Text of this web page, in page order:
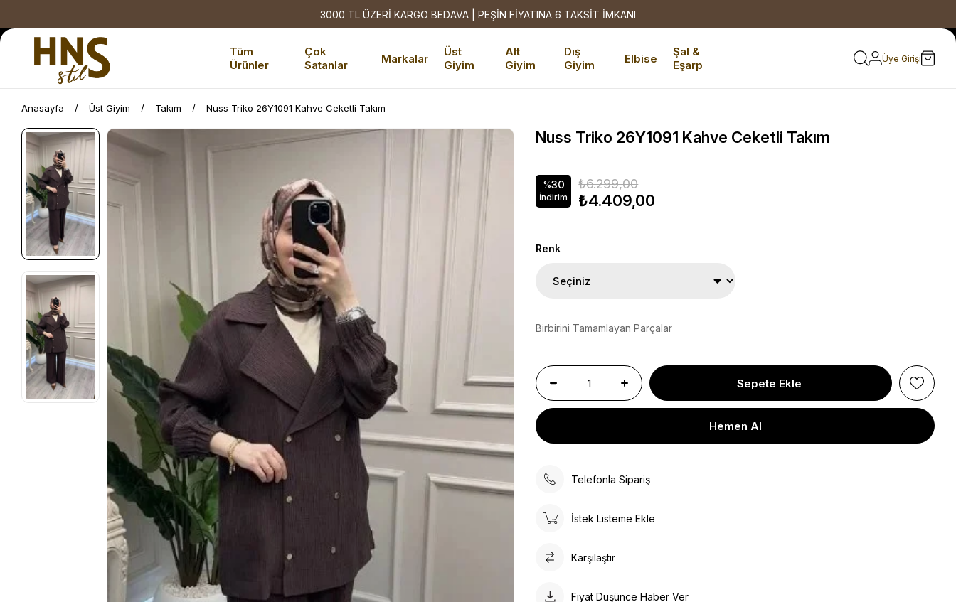
3000 TL ÜZERİ KARGO BEDAVA | PEŞİN FİYATINA 6 TAKSİT İMKANI
Tüm
Ürünler
Çok
Satanlar
Markalar
Üst
Giyim
Alt
Giyim
Dış
Giyim
Elbise
Şal &
Eşarp
Üye Girişi
Anasayfa Üst Giyim Takım Nuss Triko 26Y1091 Kahve Ceketli Takım
Nuss Triko 26Y1091 Kahve Ceketli Takım
%30
İndirim
₺6.299,00
₺4.409,00
Renk
Birbirini Tamamlayan Parçalar
Telefonla Sipariş
İstek Listeme Ekle
Karşılaştır
Fiyat Düşünce Haber Ver